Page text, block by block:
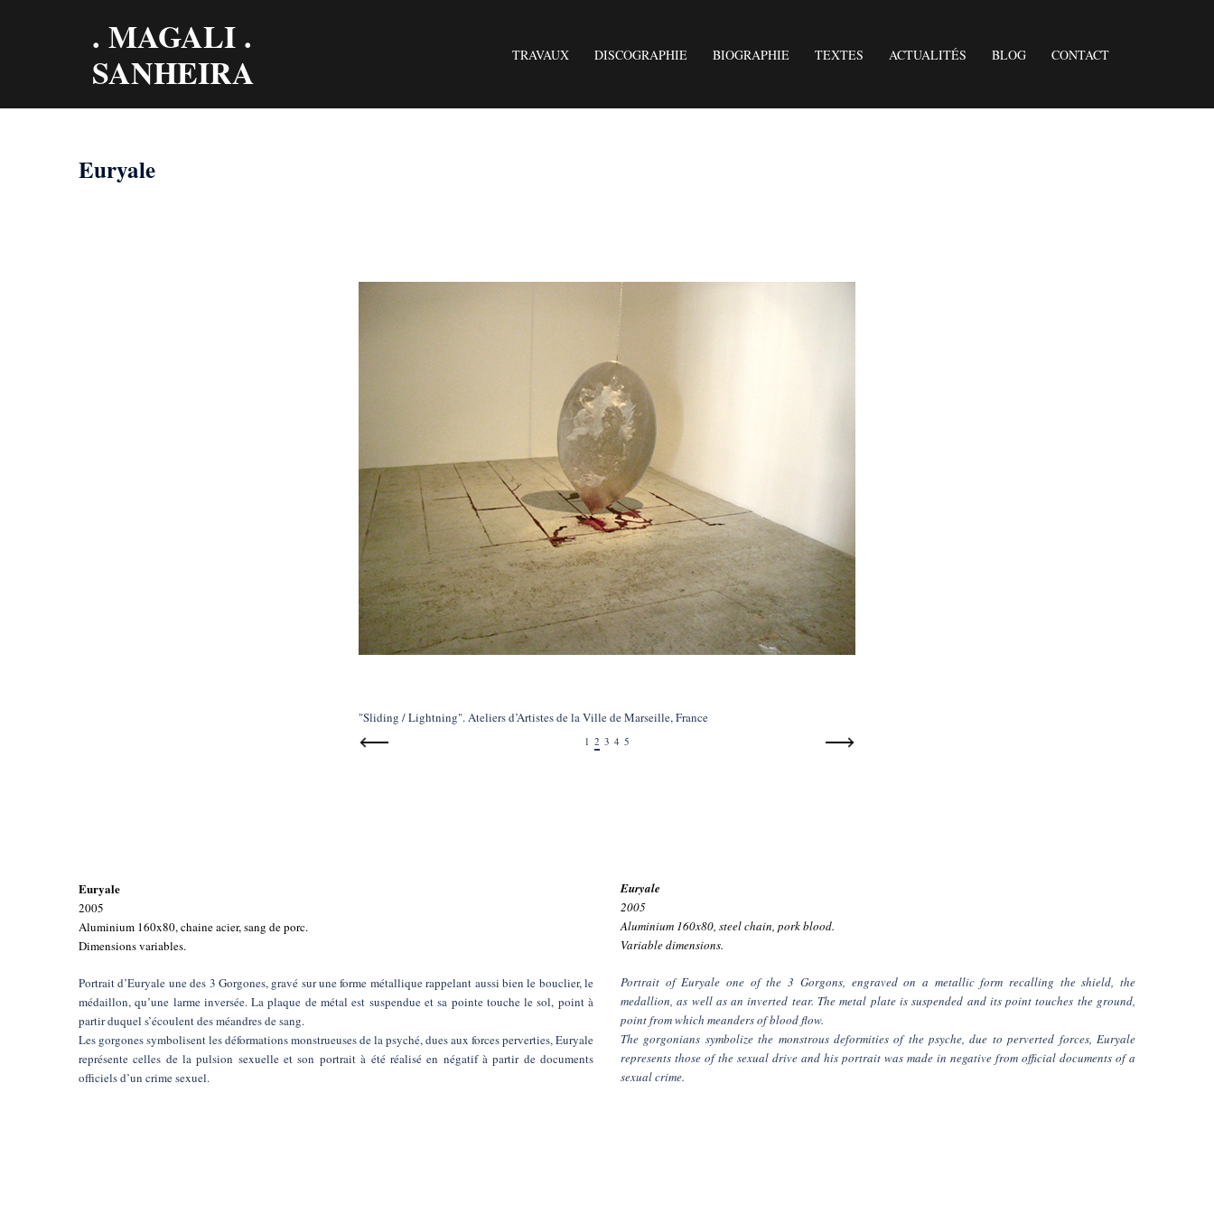
. MAGALI .
SANHEIRA
TRAVAUX DISCOGRAPHIE BIOGRAPHIE TEXTES ACTUALITÉS BLOG CONTACT
Euryale
"Sliding / Lightning". Ateliers d’Artistes de la Ville de Marseille, France
1 2 3 4 5
Euryale
2005
Aluminium 160x80, chaine acier, sang de porc.
Dimensions variables.
Portrait d’Euryale une des 3 Gorgones, gravé sur une forme métallique rappelant aussi bien le bouclier, le
médaillon, qu’une larme inversée. La plaque de métal est suspendue et sa pointe touche le sol, point à
partir duquel s’écoulent des méandres de sang.
Les gorgones symbolisent les déformations monstrueuses de la psyché, dues aux forces perverties, Euryale
représente celles de la pulsion sexuelle et son portrait à été réalisé en négatif à partir de documents
officiels d’un crime sexuel.
Euryale
2005
Aluminium 160x80, steel chain, pork blood.
Variable dimensions.
Portrait of Euryale one of the 3 Gorgons, engraved on a metallic form recalling the shield, the
medallion, as well as an inverted tear. The metal plate is suspended and its point touches the ground,
point from which meanders of blood flow.
The gorgonians symbolize the monstrous deformities of the psyche, due to perverted forces, Euryale
represents those of the sexual drive and his portrait was made in negative from official documents of a
sexual crime.